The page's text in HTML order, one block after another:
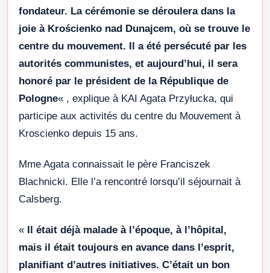
fondateur. La cérémonie se déroulera dans la
joie à Krościenko nad Dunajcem, où se trouve le
centre du mouvement. Il a été persécuté par les
autorités communistes, et aujourd’hui, il sera
honoré par le président de la République de
Pologne« , explique à KAI Agata Przyłucka, qui
participe aux activités du centre du Mouvement à
Kroscienko depuis 15 ans.
Mme Agata connaissait le père Franciszek
Blachnicki. Elle l’a rencontré lorsqu’il séjournait à
Calsberg.
« Il était déjà malade à l’époque, à l’hôpital,
mais il était toujours en avance dans l’esprit,
planifiant d’autres initiatives. C’était un bon